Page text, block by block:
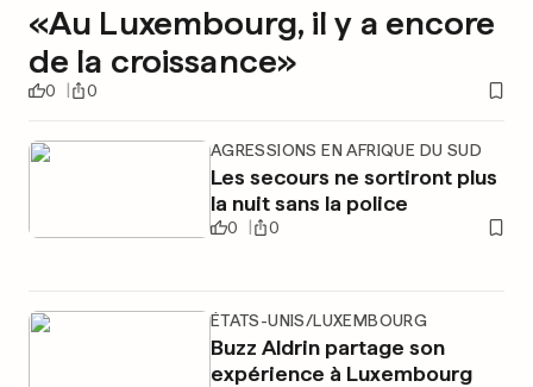
«Au Luxembourg, il y a encore
de la croissance»
0 0
AGRESSIONS EN AFRIQUE DU SUD
Les secours ne sortiront plus
la nuit sans la police
0 0
ÉTATS-UNIS/LUXEMBOURG
Buzz Aldrin partage son
expérience à Luxembourg